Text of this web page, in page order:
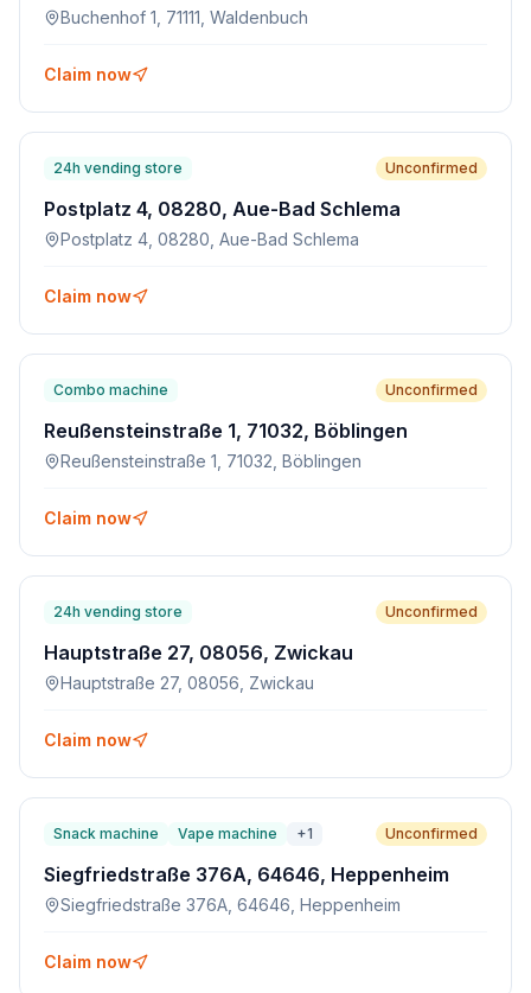
Buchenhof 1, 71111, Waldenbuch
Claim now
24h vending store Unconfirmed
Postplatz 4, 08280, Aue-Bad Schlema
Postplatz 4, 08280, Aue-Bad Schlema
Claim now
Combo machine Unconfirmed
Reußensteinstraße 1, 71032, Böblingen
Reußensteinstraße 1, 71032, Böblingen
Claim now
24h vending store Unconfirmed
Hauptstraße 27, 08056, Zwickau
Hauptstraße 27, 08056, Zwickau
Claim now
Snack machine Vape machine +1 Unconfirmed
Siegfriedstraße 376A, 64646, Heppenheim
Siegfriedstraße 376A, 64646, Heppenheim
Claim now